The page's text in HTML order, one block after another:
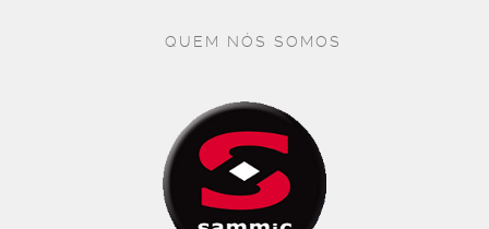
QUEM NÓS SOMOS